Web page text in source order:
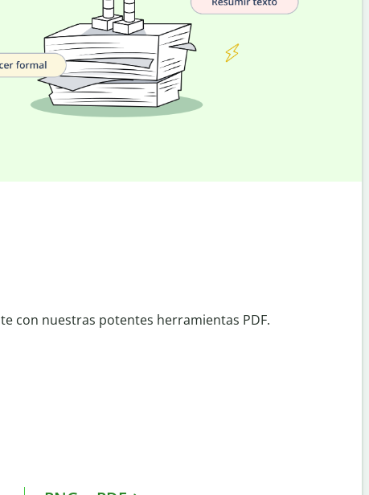
con nuestras potentes herramientas PDF.